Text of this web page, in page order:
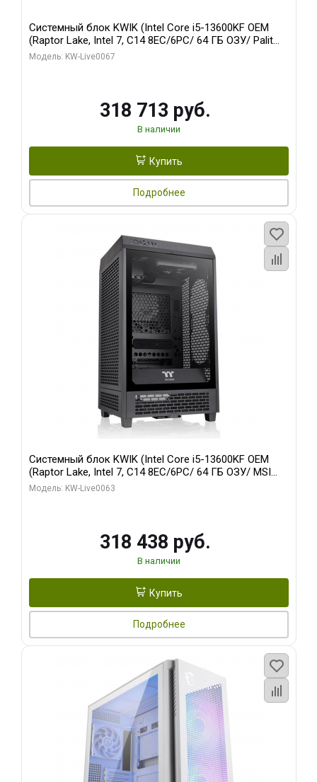
Системный блок KWIK (Intel Core i5-13600KF OEM
(Raptor Lake, Intel 7, C14 8EC/6PC/ 64 ГБ ОЗУ/ Palit
RTX5080 GAMINGPRO OC 16GB GDDR7 256bit 3xDP
Модель: KW-Live0067
318 713 руб.
В наличии
Купить
Подробнее
Системный блок KWIK (Intel Core i5-13600KF OEM
(Raptor Lake, Intel 7, C14 8EC/6PC/ 64 ГБ ОЗУ/ MSI
RTX5080 VENTUS 3X OC 16GB GDDR7 256bit 3xDP
Модель: KW-Live0063
318 438 руб.
В наличии
Купить
Подробнее